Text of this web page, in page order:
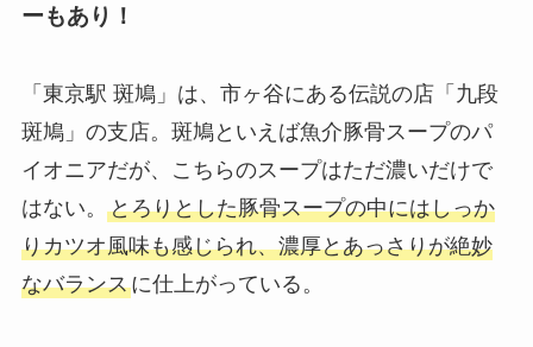
ーもあり！
「東京駅 斑鳩」は、市ヶ谷にある伝説の店「九段
斑鳩」の支店。斑鳩といえば魚介豚骨スープのパ
イオニアだが、こちらのスープはただ濃いだけで
はない。 とろりとした豚骨スープの中にはしっか
りカツオ風味も感じられ、濃厚とあっさりが絶妙
なバランスに仕上がっている。